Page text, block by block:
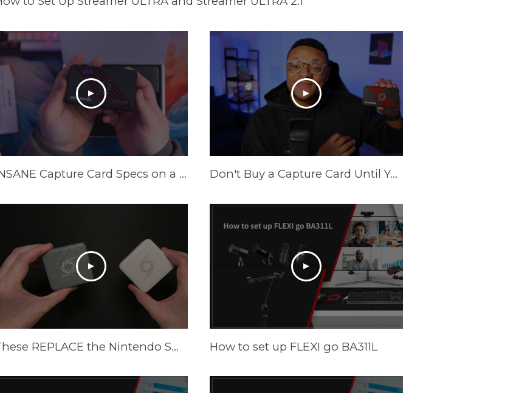
INSANE Capture Card Specs on a Budget in 2025! AVerMedia Live Gamer Ultra S Don't Buy a Capture Card Until You See This! (PS5 & Xbox) | AVerMedia Live Gamer Ultra S
These REPLACE the Nintendo Switch Dock and Do Even More! [AVerMedia ELITE GO and CORE GO] How to set up FLEXI go BA311L